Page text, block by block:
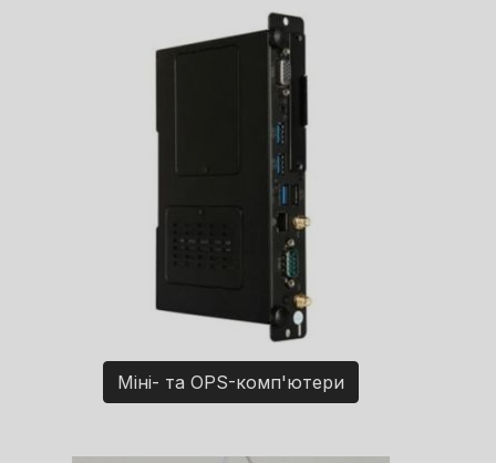
Міні- та OPS-комп'ютери